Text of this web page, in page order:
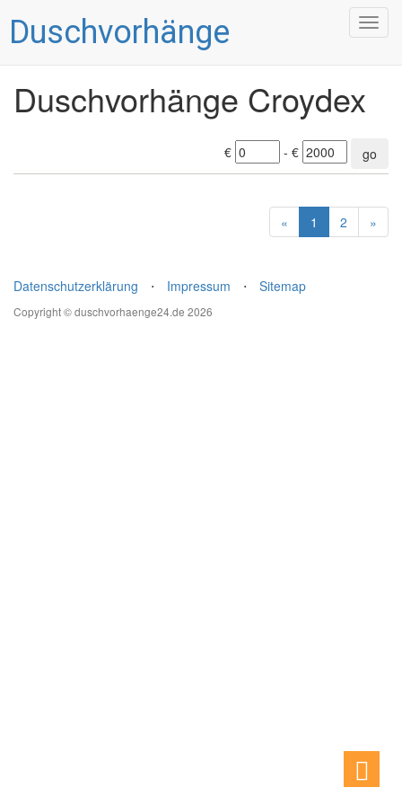
Duschvorhänge
Duschvorhänge Croydex
€ - € go
« 1 2 »
Datenschutzerklärung ⋅ Impressum ⋅ Sitemap
Copyright © duschvorhaenge24.de 2026